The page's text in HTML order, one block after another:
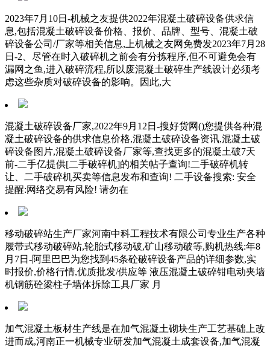
2023年7月10日-机械之友提供2022年混凝土破碎设备供求信
息,包括混凝土破碎设备价格、报价、品牌、型号、混凝土破
碎设备公司/厂家等相关信息,上机械之友网免费发2023年7月28
日-2、尽管在时入破碎机之前会有分拣程序,但不可避免会有
漏网之鱼,进入破碎流程,所以废混凝土破碎生产线设计必须考
虑这些杂质对破碎设备的影响。因此,大
混凝土破碎设备厂家,2022年9月12日-搜好货网()您提供各种混
凝土破碎设备的供求信息价格,混凝土破碎设备资讯,混凝土破
碎设备图片,混凝土破碎设备厂家等,查找更多的混凝土破7天
前-二手亿提供[二手破碎机]的相关帖子查询!二手破碎机转
让、二手破碎机买卖等信息发布和查询! 二手设备搜索: 安全
提醒:网络交易有风险! 请勿在
移动破碎站生产厂家河南中科工程技术有限公司专业生产各种
履带式移动破碎站,轮胎式移动破,矿山移动破等,购机热线:年8
月7日-阿里巴巴为您找到45条砼破碎设备产品的详细参数,实
时报价,价格行情,优质批发/供应等 液压混凝土破碎钳电动夹墙
机钢筋砼梁柱子墙体拆除工具厂家 月
加气混凝土板材生产线是在加气混凝土砌块生产工艺基础上改
进而成,河南正一机械专业研发加气混凝土成套设备,加气混凝